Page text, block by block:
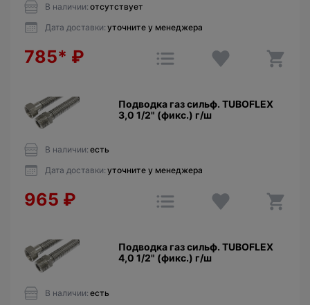
В наличии: отсутствует
Дата доставки: уточните у менеджера
785* ₽
Подводка газ сильф. TUBOFLEX
3,0 1/2" (фикс.) г/ш
В наличии: есть
Дата доставки: уточните у менеджера
965 ₽
Подводка газ сильф. TUBOFLEX
4,0 1/2" (фикс.) г/ш
В наличии: есть